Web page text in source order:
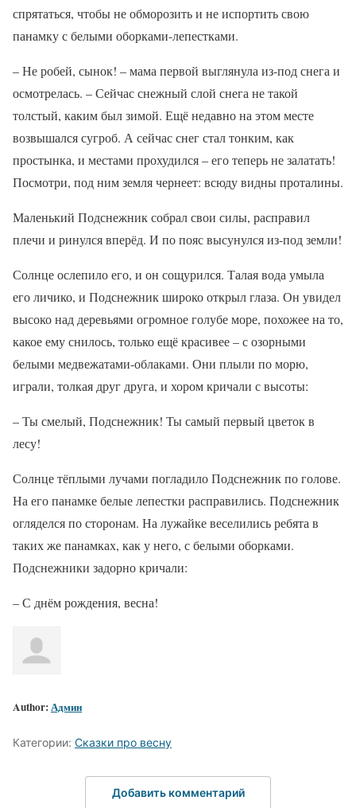
спрятаться, чтобы не обморозить и не испортить свою
панамку с белыми оборками-лепестками.
– Не робей, сынок! – мама первой выглянула из-под снега и
осмотрелась. – Сейчас снежный слой снега не такой
толстый, каким был зимой. Ещё недавно на этом месте
возвышался сугроб. А сейчас снег стал тонким, как
простынка, и местами прохудился – его теперь не залатать!
Посмотри, под ним земля чернеет: всюду видны проталины.
Маленький Подснежник собрал свои силы, расправил
плечи и ринулся вперёд. И по пояс высунулся из-под земли!
Солнце ослепило его, и он сощурился. Талая вода умыла
его личико, и Подснежник широко открыл глаза. Он увидел
высоко над деревьями огромное голубе море, похожее на то,
какое ему снилось, только ещё красивее – с озорными
белыми медвежатами-облаками. Они плыли по морю,
играли, толкая друг друга, и хором кричали с высоты:
– Ты смелый, Подснежник! Ты самый первый цветок в
лесу!
Солнце тёплыми лучами погладило Подснежник по голове.
На его панамке белые лепестки расправились. Подснежник
огляделся по сторонам. На лужайке веселились ребята в
таких же панамках, как у него, с белыми оборками.
Подснежники задорно кричали:
– С днём рождения, весна!
Author:Админ
Категории: Сказки про весну
Добавить комментарий